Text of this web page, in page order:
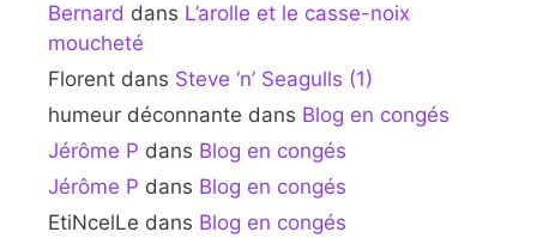
Bernard dans L’arolle et le casse-noix
moucheté
Florent dans Steve ‘n’ Seagulls (1)
humeur déconnante dans Blog en congés
Jérôme P dans Blog en congés
Jérôme P dans Blog en congés
EtiNcelLe dans Blog en congés